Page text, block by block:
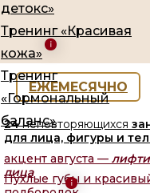
ЕЖЕМЕСЯЧНО
детокс»
Тренинг «Красивая
кожа»
Тренинг
«Гормональный
баланс»
Пухлые губы и
акцент августа —
лица
24неповторяющихся
для лица, фигуры и